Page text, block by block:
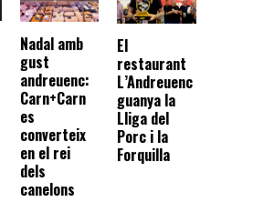
Nadal amb
gust
andreuenc:
Carn+Carn
es
converteix
en el rei
dels
canelons
El
restaurant
L’Andreuenc
guanya la
Lliga del
Porc i la
Forquilla